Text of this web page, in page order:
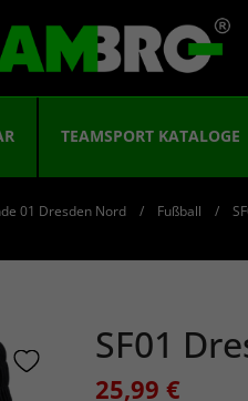
TEAMSPORT KATALOGE
01 Dresden Nord Fußball
SF01
25,99 €